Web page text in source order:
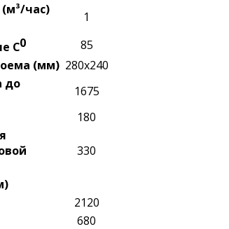
час)
1
C0
85
(мм) 280x240
до
1675
180
330
2120
680